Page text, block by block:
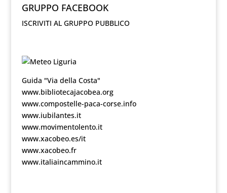
GRUPPO FACEBOOK
ISCRIVITI AL GRUPPO PUBBLICO
Guida "Via della Costa"
www.bibliotecajacobea.org
www.compostelle-paca-corse.info
www.iubilantes.it
www.movimentolento.it
www.xacobeo.es/it
www.xacobeo.fr
www.italiaincammino.it